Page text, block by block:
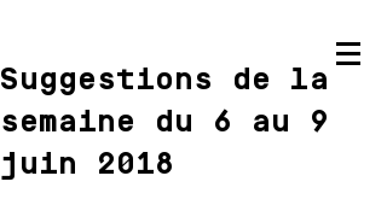
Suggestions de la
semaine du 6 au 9
juin 2018